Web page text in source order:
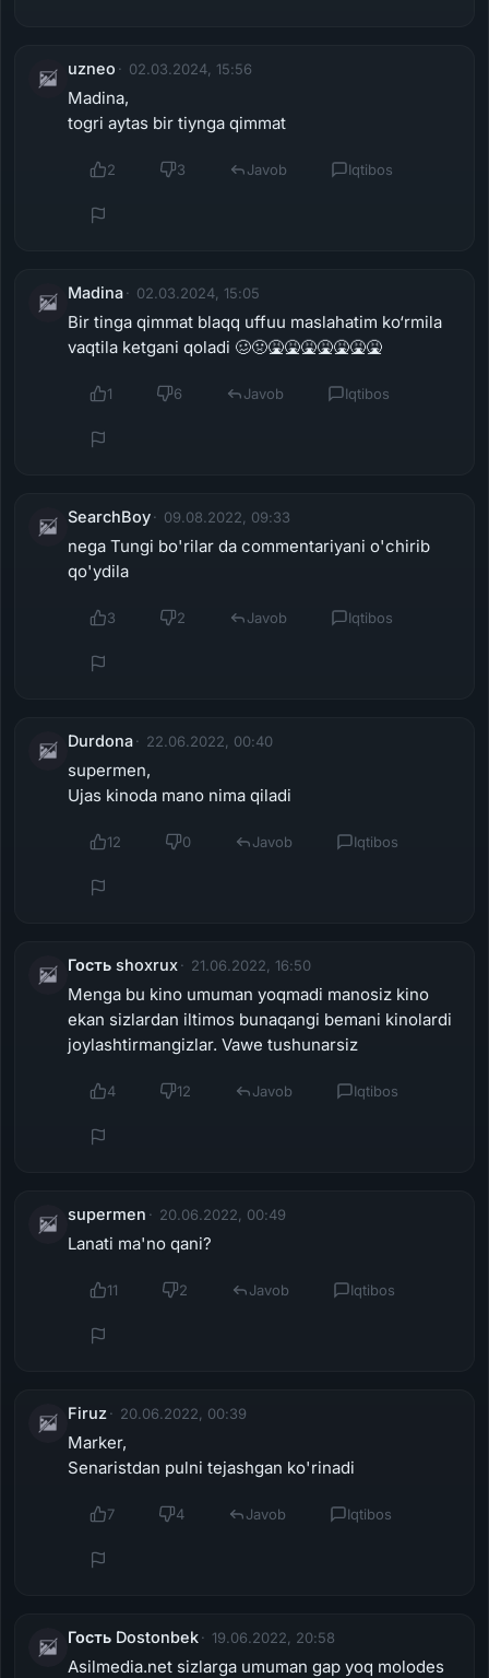
uzneo 02.03.2024, 15:56
Madina,
togri aytas bir tiynga qimmat
2 3 Javob Iqtibos
Madina 02.03.2024, 15:05
Bir tinga qimmat blaqq uffuu maslahatim ko‘rmila
vaqtila ketgani qoladi 🥴🤢🤮🤮🤮🤮🤮🤮🤮
1 6 Javob Iqtibos
SearchBoy 09.08.2022, 09:33
nega Tungi bo'rilar da commentariyani o'chirib
qo'ydila
3 2 Javob Iqtibos
Durdona 22.06.2022, 00:40
supermen,
Ujas kinoda mano nima qiladi
12 0 Javob Iqtibos
Гость shoxrux 21.06.2022, 16:50
Menga bu kino umuman yoqmadi manosiz kino
ekan sizlardan iltimos bunaqangi bemani kinolardi
joylashtirmangizlar. Vawe tushunarsiz
4 12 Javob Iqtibos
supermen 20.06.2022, 00:49
Lanati ma'no qani?
11 2 Javob Iqtibos
Firuz 20.06.2022, 00:39
Marker,
Senaristdan pulni tejashgan ko'rinadi
7 4 Javob Iqtibos
Гость Dostonbek 19.06.2022, 20:58
Asilmedia.net sizlarga umuman gap yoq molodes